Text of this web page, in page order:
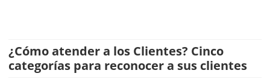
contenido
¿Cómo atender a los Clientes? Cinco
categorías para reconocer a sus clientes